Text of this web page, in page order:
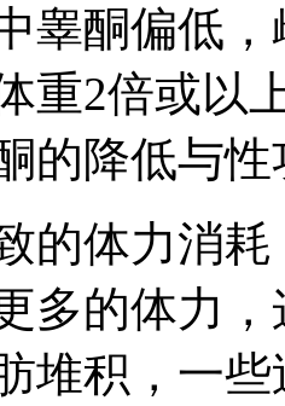
睾酮偏低
重2倍或以
的降低与
体力消耗
多的体力
堆积，一